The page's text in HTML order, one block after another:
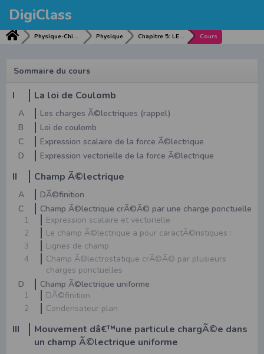
DigiClass
Physique-Chimie Physique Chapitre 5: LE MOUVEMENT Dâ€™UNE PARTICULE CHARGEE DANS UN CHAMP ELECTRIQUE UNIFORME Cours
Sommaire du cours
I La loi de Coulomb
A
Les charges Ã©lectriques (rappel)
B
Loi de coulomb
C
Expression scalaire de la force Ã©lectrique
D
Expression vectorielle de la force Ã©lectrique
II Champ Ã©lectrique
A
DÃ©finition
C
Champ Ã©lectrique crÃ©Ã© par une charge ponctuelle
1
Expression scalaire et vectorielle
2
Le champ Ã©lectrique a pour caractÃ©ristiques :
3
Lignes de champ
4
Champ Ã©lectrostatique crÃ©Ã© par plusieurs
charges ponctuelles
D
Champ Ã©lectrique uniforme
1
DÃ©finition
2
Condensateur plan
III
Mouvement dâ€™une particule chargÃ©e dans
un champ Ã©lectrique uniforme